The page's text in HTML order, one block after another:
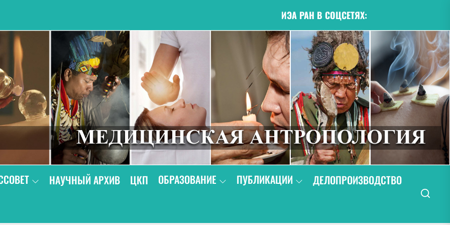
ИЭА РАН В СОЦСЕТЯХ:
НАУЧНЫЙ АРХИВ ЦКП ОБРАЗОВАНИЕ ПУБЛИКАЦИИ
ДЕЛОПРОИЗВОДСТВО